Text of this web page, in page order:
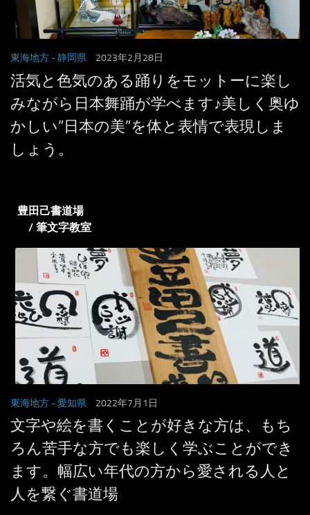
東海地方 - 静岡県 2023年2月28日
活気と色気のある踊りをモットーに楽し
みながら日本舞踊が学べます♪美しく奥ゆ
かしい”日本の美”を体と表情で表現しま
しょう。
豊田己書道場
/ 筆文字教室
東海地方 - 愛知県 2022年7月1日
文字や絵を書くことが好きな方は、もち
ろん苦手な方でも楽しく学ぶことができ
ます。幅広い年代の方から愛される人と
人を繋ぐ書道場